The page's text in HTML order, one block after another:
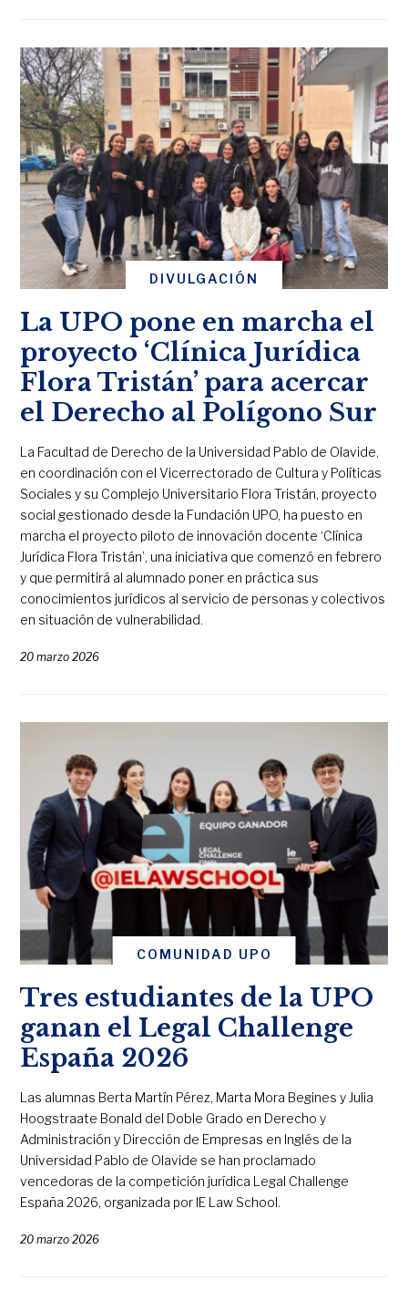
DIVULGACIÓN
La UPO pone en marcha el
proyecto ‘Clínica Jurídica
Flora Tristán’ para acercar
el Derecho al Polígono Sur
La Facultad de Derecho de la Universidad Pablo de Olavide,
en coordinación con el Vicerrectorado de Cultura y Políticas
Sociales y su Complejo Universitario Flora Tristán, proyecto
social gestionado desde la Fundación UPO, ha puesto en
marcha el proyecto piloto de innovación docente ‘Clínica
Jurídica Flora Tristán’, una iniciativa que comenzó en febrero
y que permitirá al alumnado poner en práctica sus
conocimientos jurídicos al servicio de personas y colectivos
en situación de vulnerabilidad.
20 marzo 2026
COMUNIDAD UPO
Tres estudiantes de la UPO
ganan el Legal Challenge
España 2026
Las alumnas Berta Martín Pérez, Marta Mora Begines y Julia
Hoogstraate Bonald del Doble Grado en Derecho y
Administración y Dirección de Empresas en Inglés de la
Universidad Pablo de Olavide se han proclamado
vencedoras de la competición jurídica Legal Challenge
España 2026, organizada por IE Law School.
20 marzo 2026